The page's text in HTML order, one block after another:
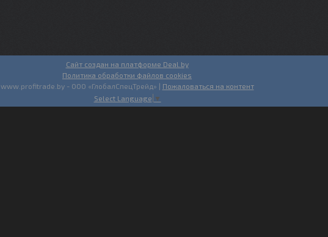
Сайт создан на платформе Deal.by
Политика обработки файлов cookies
www.profitrade.by - ООО «ГлобалСпецТрейд» | Пожаловаться на контент
Select Language ▼